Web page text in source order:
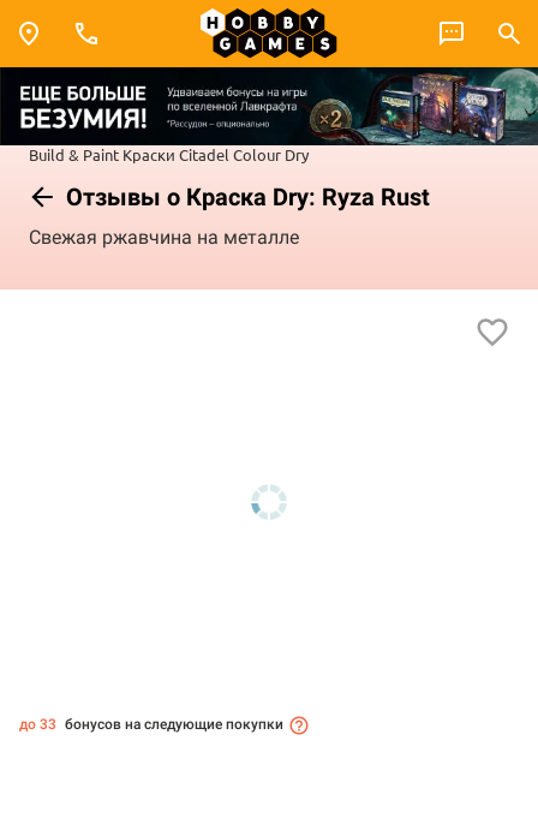
Build & Paint Краски Citadel Colour Dry
Отзывы о Краска Dry: Ryza Rust
Свежая ржавчина на металле
до 33 бонусов на следующие покупки